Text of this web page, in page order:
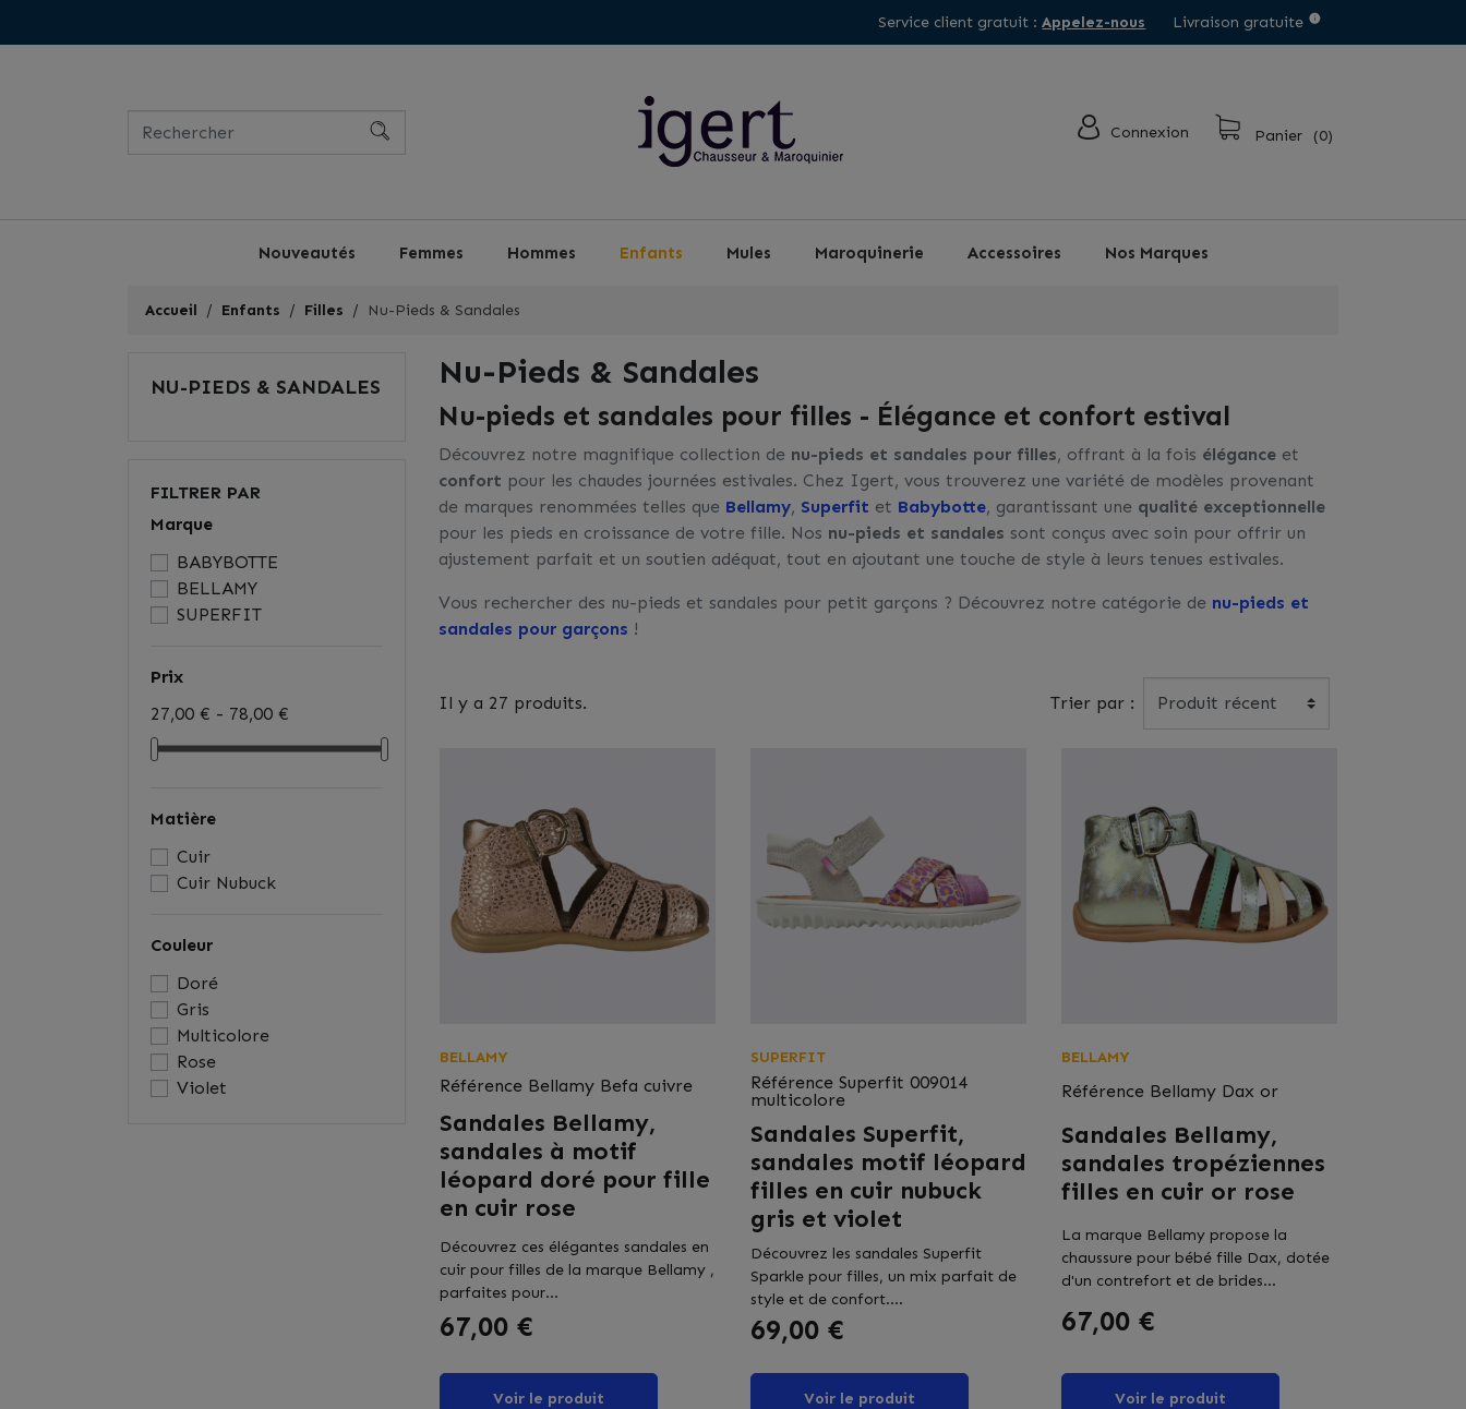
Service client gratuit :Appelez-nous Livraison gratuite
Connexion Panier (0)
Nouveautés Femmes Hommes Enfants Mules Maroquinerie Accessoires Nos Marques
Accueil Enfants Filles Nu-Pieds & Sandales
NU-PIEDS & SANDALES
FILTRER PAR
Marque
BABYBOTTE
BELLAMY
SUPERFIT
Prix
27,00 € - 78,00 €
Matière
Cuir
Cuir Nubuck
Couleur
Doré
Gris
Multicolore
Rose
Violet
Nu-Pieds & Sandales
Nu-pieds et sandales pour filles - Élégance et confort estival
Découvrez notre magnifique collection de nu-pieds et sandales pour filles, offrant à la fois élégance et
confort pour les chaudes journées estivales. Chez Igert, vous trouverez une variété de modèles provenant
de marques renommées telles que Bellamy, Superfit et Babybotte, garantissant une qualité exceptionnelle
pour les pieds en croissance de votre fille. Nos nu-pieds et sandales sont conçus avec soin pour offrir un
ajustement parfait et un soutien adéquat, tout en ajoutant une touche de style à leurs tenues estivales.
Vous rechercher des nu-pieds et sandales pour petit garçons ? Découvrez notre catégorie de nu-pieds et
sandales pour garçons !
Il y a 27 produits. Trier par :
BELLAMY
Référence Bellamy Befa cuivre
Sandales Bellamy,
sandales à motif
léopard doré pour fille
en cuir rose
Découvrez ces élégantes sandales en
cuir pour filles de la marque Bellamy ,
parfaites pour...
Prix
67,00 €
Voir le produit
SUPERFIT
Référence Superfit 009014
multicolore
Sandales Superfit,
sandales motif léopard
filles en cuir nubuck
gris et violet
Découvrez les sandales Superfit
Sparkle pour filles, un mix parfait de
style et de confort....
Prix
69,00 €
Voir le produit
BELLAMY
Référence Bellamy Dax or
Sandales Bellamy,
sandales tropéziennes
filles en cuir or rose
La marque Bellamy propose la
chaussure pour bébé fille Dax, dotée
d'un contrefort et de brides...
Prix
67,00 €
Voir le produit